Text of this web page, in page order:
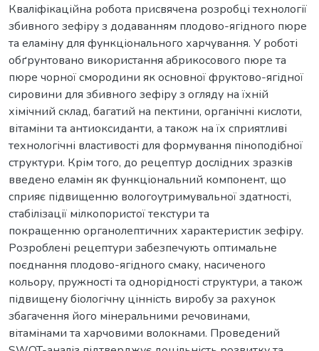
Кваліфікаційна робота присвячена розробці технології
збивного зефіру з додаванням плодово-ягідного пюре
та еламіну для функціонального харчування. У роботі
обґрунтовано використання абрикосового пюре та
пюре чорної смородини як основної фруктово-ягідної
сировини для збивного зефіру з огляду на їхній
хімічний склад, багатий на пектини, органічні кислоти,
вітаміни та антиоксиданти, а також на їх сприятливі
технологічні властивості для формування піноподібної
структури. Крім того, до рецептур дослідних зразків
введено еламін як функціональний компонент, що
сприяє підвищенню вологоутримувальної здатності,
стабілізації мілкопористої текстури та
покращенню органолептичних характеристик зефіру.
Розроблені рецептури забезпечують оптимальне
поєднання плодово-ягідного смаку, насиченого
кольору, пружності та однорідності структури, а також
підвищену біологічну цінність виробу за рахунок
збагачення його мінеральними речовинами,
вітамінами та харчовими волокнами. Проведений